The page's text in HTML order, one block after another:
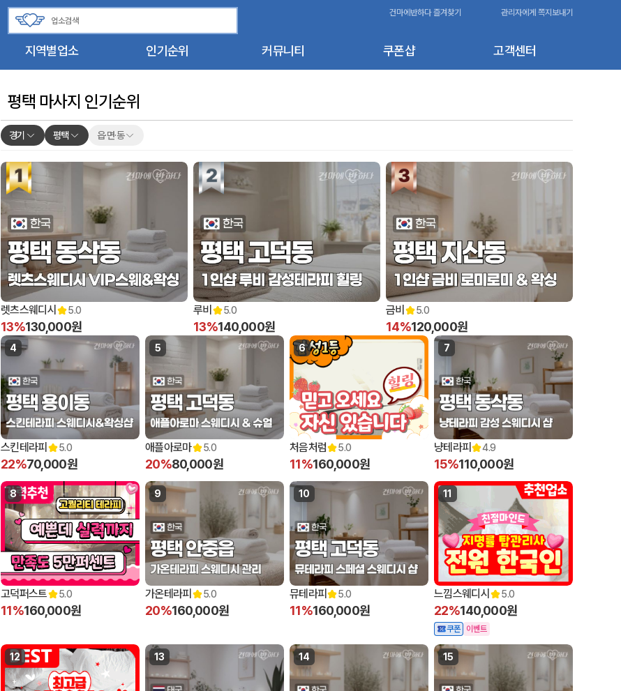
지역별업소 인기순위 커뮤니티 쿠폰샵 고객센터
건마에반하다 즐겨찾기 관리자에게 쪽지보내기
평택 마사지 인기순위
경기 평택 읍·면·동
렛츠스웨디시 5.0
13%130,000원
루비 5.0
13%140,000원
금비 5.0
14%120,000원
4
스킨테라피 5.0
22%70,000원
5
애플아로마 5.0
20%80,000원
6
처음처럼 5.0
11%160,000원
7
냥테라피 4.9
15%110,000원
8
고덕퍼스트 5.0
11%160,000원
9
가온테라피 5.0
20%160,000원
10
뮤테라피 5.0
11%160,000원
11
느낌스웨디시 5.0
22%140,000원
쿠폰 이벤트
12 13 14 15